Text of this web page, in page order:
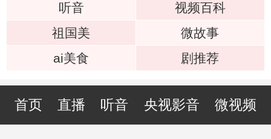
听音
视频百科
祖国美
微故事
ai美食
剧推荐
首页 直播 听音 央视影音 微视频